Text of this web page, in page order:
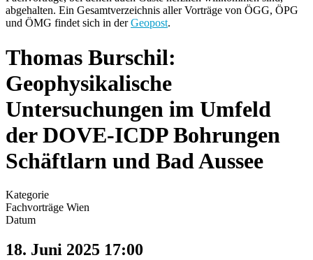
abgehalten. Ein Gesamtverzeichnis aller Vorträge von ÖGG, ÖPG
und ÖMG findet sich in derGeopost.
Thomas Burschil:
Geophysikalische
Untersuchungen im Umfeld
der DOVE-ICDP Bohrungen
Schäftlarn und Bad Aussee
Kategorie
Fachvorträge Wien
Datum
18. Juni 2025 17:00